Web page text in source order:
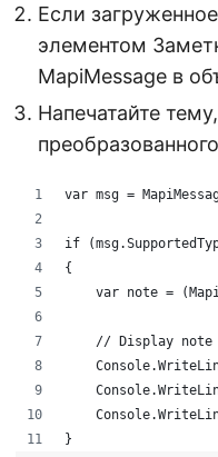
Если
элементом
MapiMessage в
Напечатайте
var msg =
if
{
var note =
// Display note
}